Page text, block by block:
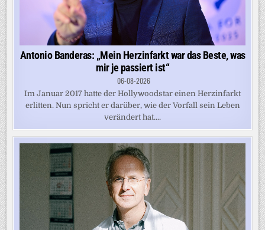
Antonio Banderas: „Mein Herzinfarkt war das Beste, was
mir je passiert ist“
06-08-2026
Im Januar 2017 hatte der Hollywoodstar einen Herzinfarkt
erlitten. Nun spricht er darüber, wie der Vorfall sein Leben
verändert hat....